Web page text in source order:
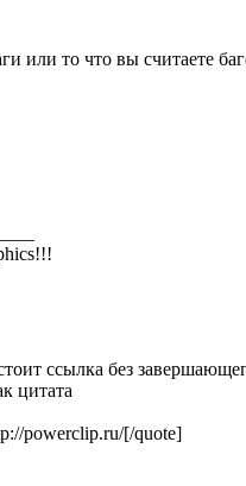
или то что вы считаете
ссылка без
цитата
powerclip.ru/[/quotе]